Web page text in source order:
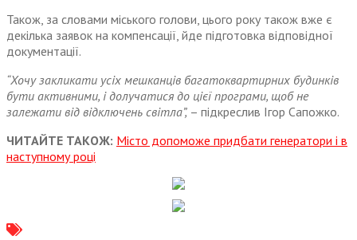
Також, за словами міського голови, цього року також вже є
декілька заявок на компенсації, йде підготовка відповідної
документації.
“Хочу закликати усіх мешканців багатоквартирних будинків
бути активними, і долучатися до цієї програми, щоб не
залежати від відключень світла”, – підкреслив Ігор Сапожко.
ЧИТАЙТЕ ТАКОЖ: Місто допоможе придбати генератори і в
наступному році